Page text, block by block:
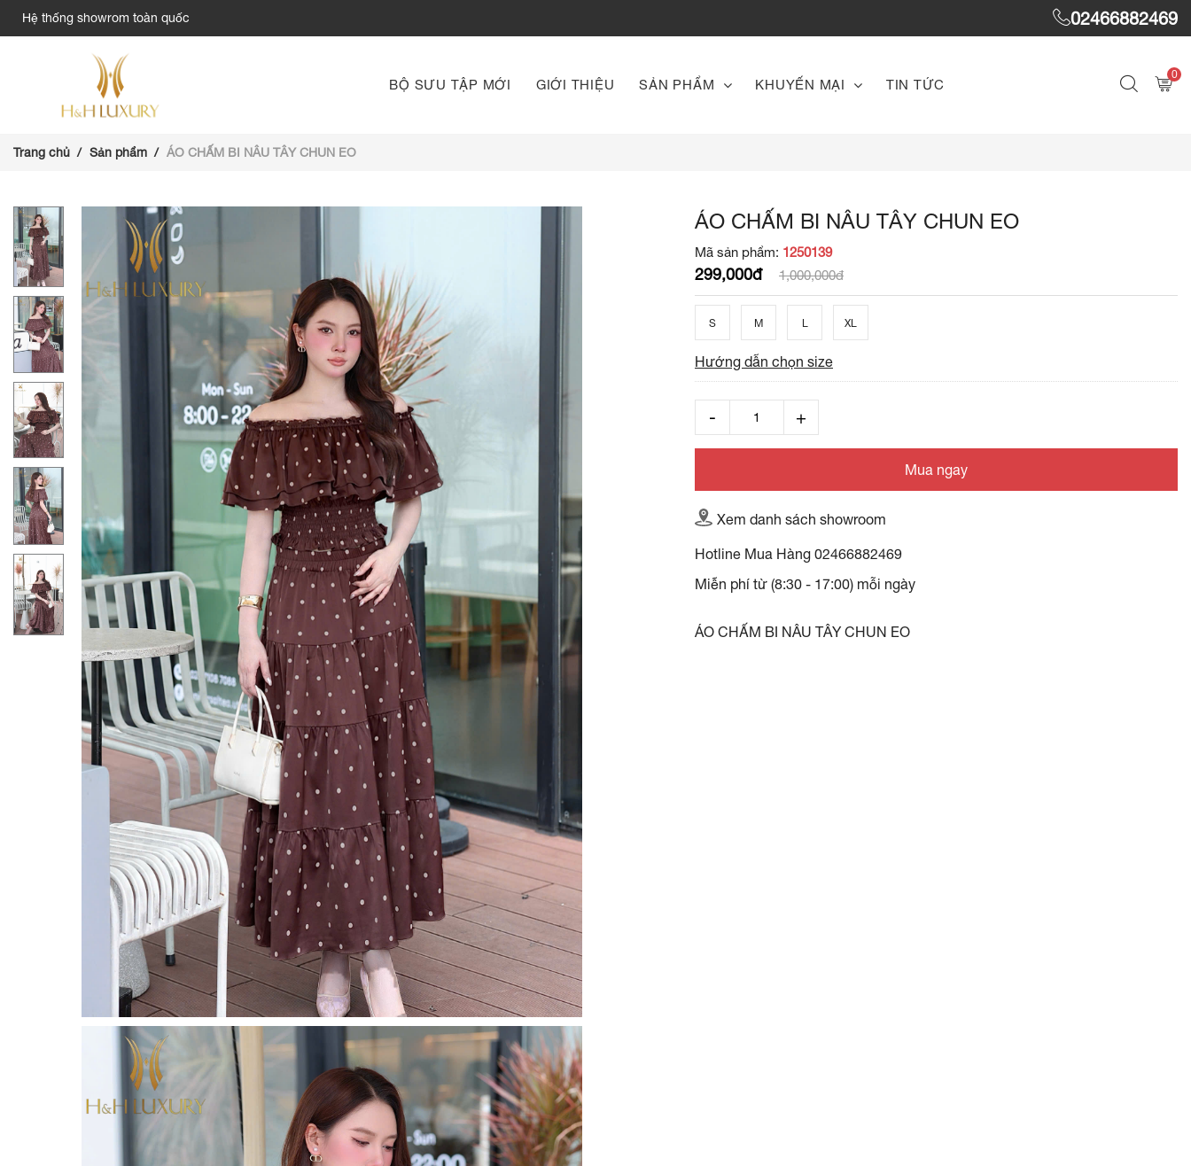
Hệ thống showrom toàn quốc 02466882469
BỘ SƯU TẬP MỚI GIỚI THIỆU SẢN PHẨM KHUYẾN MẠI TIN TỨC
0
Trang chủ Sản phẩm ÁO CHẤM BI NÂU TÂY CHUN EO
ÁO CHẤM BI NÂU TÂY CHUN EO
Mã sản phẩm: 1250139
299,000đ 1,000,000đ
S M L XL
Hướng dẫn chọn size
Mua ngay
Xem danh sách showroom
Hotline Mua Hàng 02466882469
Miễn phí từ (8:30 - 17:00) mỗi ngày
ÁO CHẤM BI NÂU TÂY CHUN EO